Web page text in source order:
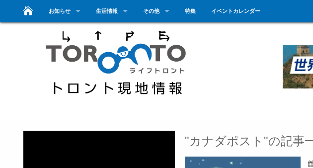
お知らせ 生活情報 その他 特集 イベントカレンダー
"カナダポスト"の記事